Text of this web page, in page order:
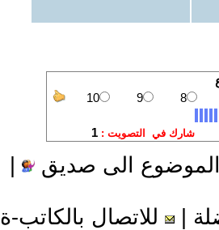
الى صديق
للاتصال بالكاتب-ة